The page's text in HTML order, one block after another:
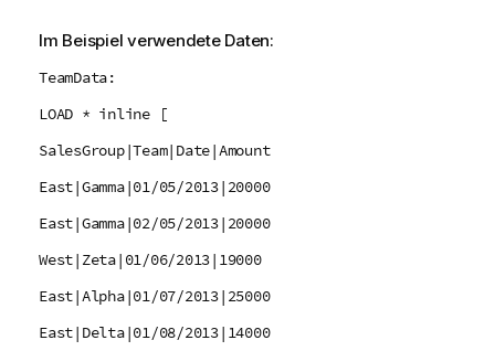
Im Beispiel verwendete Daten:
TeamData:
LOAD * inline [
SalesGroup|Team|Date|Amount
East|Gamma|01/05/2013|20000
East|Gamma|02/05/2013|20000
West|Zeta|01/06/2013|19000
East|Alpha|01/07/2013|25000
East|Delta|01/08/2013|14000